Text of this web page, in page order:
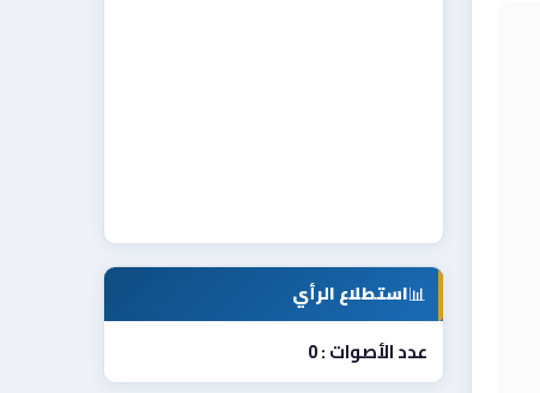
📊استطلاع الرأي
عدد الأصوات : 0